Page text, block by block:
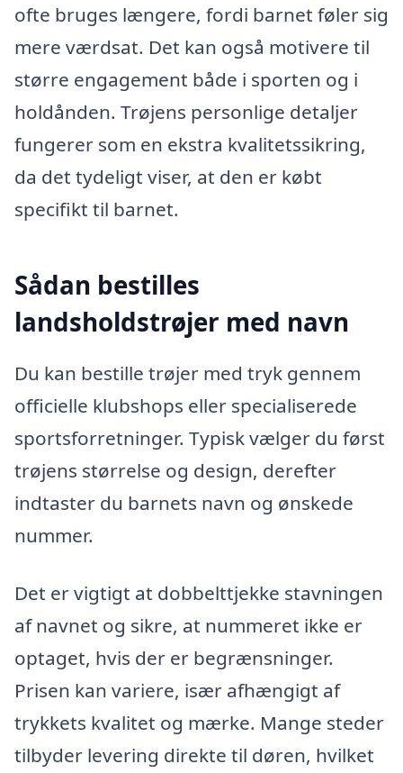
ofte bruges længere, fordi barnet føler sig
mere værdsat. Det kan også motivere til
større engagement både i sporten og i
holdånden. Trøjens personlige detaljer
fungerer som en ekstra kvalitetssikring,
da det tydeligt viser, at den er købt
specifikt til barnet.
Sådan bestilles
landsholdstrøjer med navn
Du kan bestille trøjer med tryk gennem
officielle klubshops eller specialiserede
sportsforretninger. Typisk vælger du først
trøjens størrelse og design, derefter
indtaster du barnets navn og ønskede
nummer.
Det er vigtigt at dobbelttjekke stavningen
af navnet og sikre, at nummeret ikke er
optaget, hvis der er begrænsninger.
Prisen kan variere, især afhængigt af
trykkets kvalitet og mærke. Mange steder
tilbyder levering direkte til døren, hvilket